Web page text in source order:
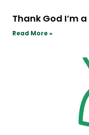
Thank God I’m a
Read More »